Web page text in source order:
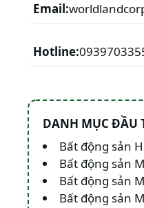
Email:
Hotline:
DANH MỤC ĐẦU
Bất động sản
Bất động sản
Bất động sản
Bất động sản